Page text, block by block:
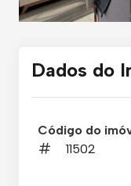
Dados do
Código do
11502